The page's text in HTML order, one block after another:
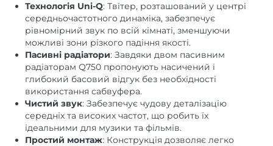
Цифровий коаксіальний немає
Установка підлогова
Чутливість, дБ/Вт/м 88
Фазоінвертор в колонках
Функція Power Bank немає
Технологія Uni-Q: Твітер, розташований у центрі
середньочастотного динаміка, забезпечує
рівномірний звук по всій кімнаті, зменшуючи
можливі зони різкого падіння якості.
Пасивні радіатори: Завдяки двом пасивним
радіаторам Q750 пропонують насичений і
глибокий басовий відгук без необхідності
використання сабвуфера.
Чистий звук: Забезпечує чудову деталізацію
середніх та високих частот, що робить їх
ідеальними для музики та фільмів.
Простий монтаж: Конструкція дозволяє легко